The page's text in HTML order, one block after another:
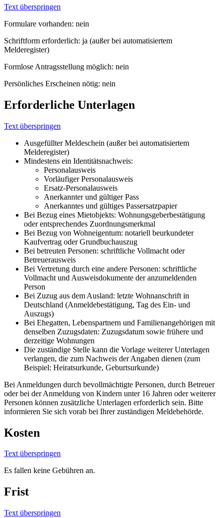
Text überspringen
Formulare vorhanden: nein
Schriftform erforderlich: ja (außer bei automatisiertem
Melderegister)
Formlose Antragsstellung möglich: nein
Persönliches Erscheinen nötig: nein
Erforderliche Unterlagen
Text überspringen
Ausgefüllter Meldeschein (außer bei automatisiertem
Melderegister)
Mindestens ein Identitätsnachweis:
Personalausweis
Vorläufiger Personalausweis
Ersatz-Personalausweis
Anerkannter und gültiger Pass
Anerkanntes und gültiges Passersatzpapier
Bei Bezug eines Mietobjekts: Wohnungsgeberbestätigung
oder entsprechendes Zuordnungsmerkmal
Bei Bezug von Wohneigentum: notariell beurkundeter
Kaufvertrag oder Grundbuchauszug
Bei betreuten Personen: schriftliche Vollmacht oder
Betreuerausweis
Bei Vertretung durch eine andere Personen: schriftliche
Vollmacht und Ausweisdokumente der anzumeldenden
Person
Bei Zuzug aus dem Ausland: letzte Wohnanschrift in
Deutschland (Anmeldebestätigung, Tag des Ein- und
Auszugs)
Bei Ehegatten, Lebenspartnern und Familienangehörigen mit
denselben Zuzugsdaten: Zuzugsdatum sowie frühere und
derzeitige Wohnungen
Die zuständige Stelle kann die Vorlage weiterer Unterlagen
verlangen, die zum Nachweis der Angaben dienen (zum
Beispiel: Heiratsurkunde, Geburtsurkunde)
Bei Anmeldungen durch bevollmächtigte Personen, durch Betreuer
oder bei der Anmeldung von Kindern unter 16 Jahren oder weiterer
Personen können zusätzliche Unterlagen erforderlich sein. Bitte
informieren Sie sich vorab bei Ihrer zuständigen Meldebehörde.
Kosten
Text überspringen
Es fallen keine Gebühren an.
Frist
Text überspringen